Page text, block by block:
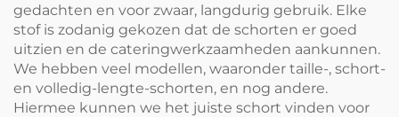
gedachten en voor zwaar, langdurig gebruik. Elke
stof is zodanig gekozen dat de schorten er goed
uitzien en de cateringwerkzaamheden aankunnen.
We hebben veel modellen, waaronder taille-, schort-
en volledig-lengte-schorten, en nog andere.
Hiermee kunnen we het juiste schort vinden voor